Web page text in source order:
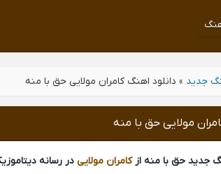
جدید » دانلود اهنگ کامران مولایی حق با منه
مولایی حق با منه
جدید حق با منه ازکامران مولاییدر رسانه